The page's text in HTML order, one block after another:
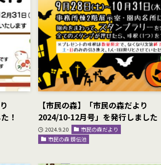
！
【市民の森】「市民の森だより
2024/10-12月号」を発行しました
2024.9.20
市民の森だより
市民の森 鏡伝池